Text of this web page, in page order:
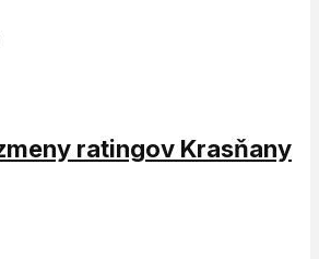
ratingov Krasňany